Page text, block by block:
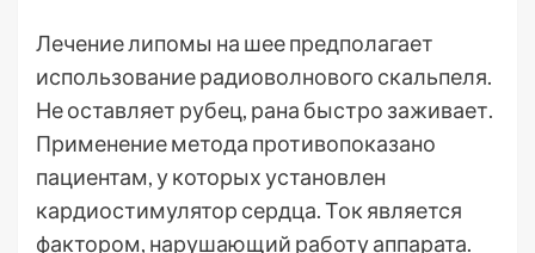
Лечение липомы на шее предполагает
использование радиоволнового скальпеля.
Не оставляет рубец, рана быстро заживает.
Применение метода противопоказано
пациентам, у которых установлен
кардиостимулятор сердца. Ток является
фактором, нарушающий работу аппарата.